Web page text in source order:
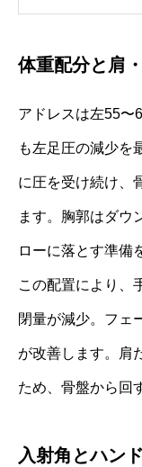
体重配分と肩
アドレスは左55〜
も左足圧の減少を
に圧を受け続け、
ます。胸郭はダウ
ローに落とす準備
この配置により、
閉量が減少。フェ
が改善します。肩
ため、骨盤から回
入射角とハン